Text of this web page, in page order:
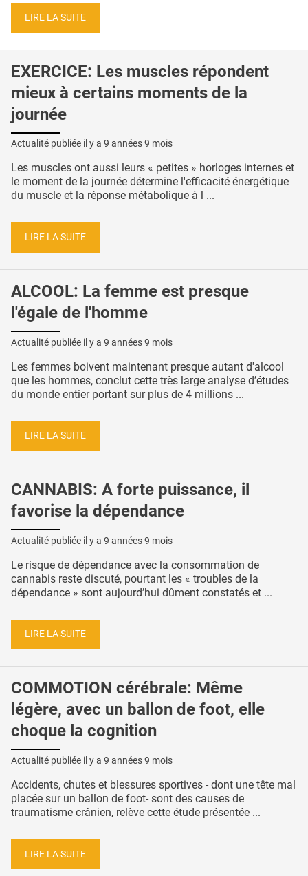
LIRE LA SUITE
EXERCICE: Les muscles répondent
mieux à certains moments de la
journée
Actualité publiée il y a 9 années 9 mois
Les muscles ont aussi leurs « petites » horloges internes et
le moment de la journée détermine l'efficacité énergétique
du muscle et la réponse métabolique à l ...
LIRE LA SUITE
ALCOOL: La femme est presque
l'égale de l'homme
Actualité publiée il y a 9 années 9 mois
Les femmes boivent maintenant presque autant d'alcool
que les hommes, conclut cette très large analyse d’études
du monde entier portant sur plus de 4 millions ...
LIRE LA SUITE
CANNABIS: A forte puissance, il
favorise la dépendance
Actualité publiée il y a 9 années 9 mois
Le risque de dépendance avec la consommation de
cannabis reste discuté, pourtant les « troubles de la
dépendance » sont aujourd’hui dûment constatés et ...
LIRE LA SUITE
COMMOTION cérébrale: Même
légère, avec un ballon de foot, elle
choque la cognition
Actualité publiée il y a 9 années 9 mois
Accidents, chutes et blessures sportives - dont une tête mal
placée sur un ballon de foot- sont des causes de
traumatisme crânien, relève cette étude présentée ...
LIRE LA SUITE